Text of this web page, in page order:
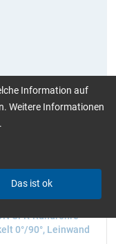
CFK-Rundrohre
0°/90°, Leinwand
Information auf
Weitere Informationen
.
Das ist ok